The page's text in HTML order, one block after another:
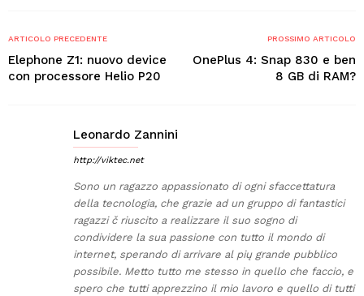
ARTICOLO PRECEDENTE
Elephone Z1: nuovo device
con processore Helio P20
PROSSIMO ARTICOLO
OnePlus 4: Snap 830 e ben
8 GB di RAM?
Leonardo Zannini
http://viktec.net
Sono un ragazzo appassionato di ogni sfaccettatura
della tecnologia, che grazie ad un gruppo di fantastici
ragazzi č riuscito a realizzare il suo sogno di
condividere la sua passione con tutto il mondo di
internet, sperando di arrivare al pių grande pubblico
possibile. Metto tutto me stesso in quello che faccio, e
spero che tutti apprezzino il mio lavoro e quello di tutti